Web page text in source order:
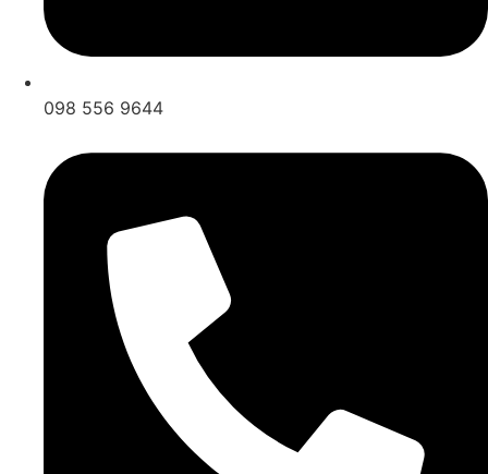
098 556 9644